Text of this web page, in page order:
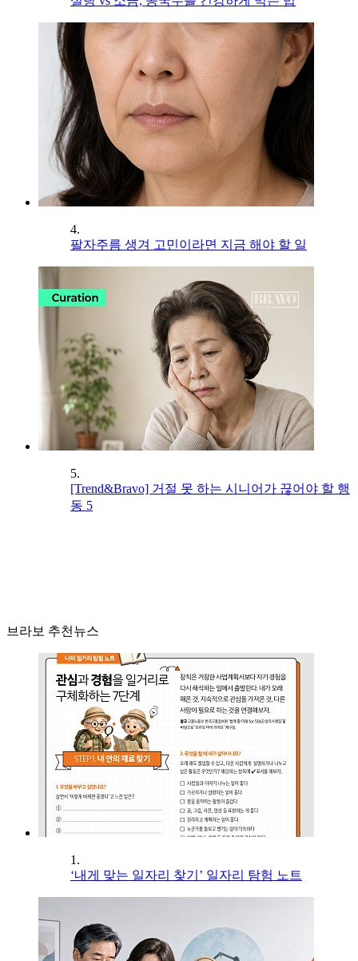
4.
팔자주름 생겨 고민이라면 지금 해야 할 일
5.
[Trend&Bravo] 거절 못 하는 시니어가 끊어야 할 행
동 5
브라보 추천뉴스
1.
‘내게 맞는 일자리 찾기’ 일자리 탐험 노트